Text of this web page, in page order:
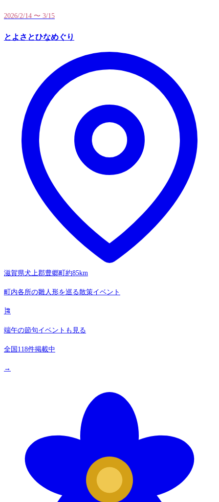
2026/2/14 〜 3/15
とよさとひなめぐり
滋賀県犬上郡豊郷町 約85km
町内各所の雛人形を巡る散策イベント
🎏
端午の節句イベントも見る
全国118件掲載中
→